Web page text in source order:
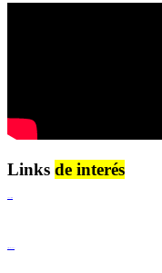
Links de interés